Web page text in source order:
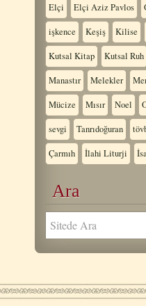
Elçi Elçi Aziz Pavlos
işkence Keşiş Kilise
Kutsal Kitap Kutsal Ruh
Manastır Melekler
Mücize Mısır Noel
sevgi Tanrıdoğuran
Çarmıh İlahi Liturji
Ara